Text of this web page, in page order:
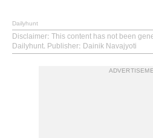
Dailyhunt
Disclaimer: This content has not been
Dailyhunt. Publisher: Dainik Navajyoti